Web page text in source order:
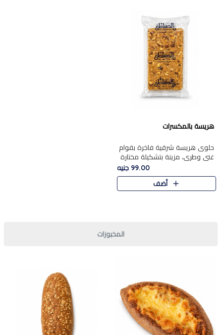
هريسة بالمكسرات
حلوى هريسة شرقية فاخرة بقوام
غني وطري، مزينة بتشكيلة مختارة
من المكسرات الفاخرة التي تضيف
قرمشة مميزة ونكهة غنية في كل
قطعة. تجمع بين المذاق..
99.00 جنيه
أضف
المخبوزات